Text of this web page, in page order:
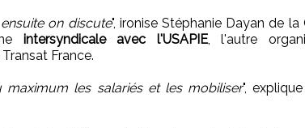
on discute", ironise Stéphanie Dayan de la
intersyndicale avec l'USAPIE, l'autre
France.
les salariés et les mobiliser",